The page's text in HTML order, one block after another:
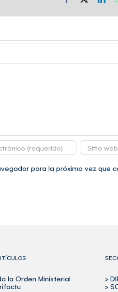
para la próxima vez que
la Orden Ministerial
>
>